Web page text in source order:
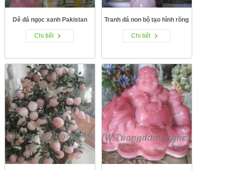
Dê đá ngọc xanh Pakistan
Chi tiết
Tranh đá non bộ tạo hình rồng
Chi tiết